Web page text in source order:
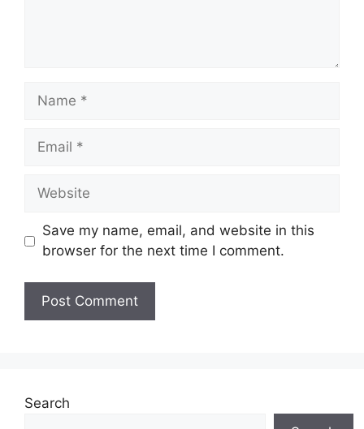
Name
Email
Website
Save my name, email, and website in this
browser for the next time I comment.
Search